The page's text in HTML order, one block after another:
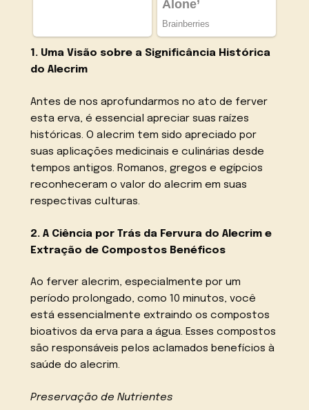
1. Uma Visão sobre a Significância Histórica
do Alecrim
Antes de nos aprofundarmos no ato de ferver
esta erva, é essencial apreciar suas raízes
históricas. O alecrim tem sido apreciado por
suas aplicações medicinais e culinárias desde
tempos antigos. Romanos, gregos e egípcios
reconheceram o valor do alecrim em suas
respectivas culturas.
2. A Ciência por Trás da Fervura do Alecrim e
Extração de Compostos Benéficos
Ao ferver alecrim, especialmente por um
período prolongado, como 10 minutos, você
está essencialmente extraindo os compostos
bioativos da erva para a água. Esses compostos
são responsáveis pelos aclamados benefícios à
saúde do alecrim.
Preservação de Nutrientes